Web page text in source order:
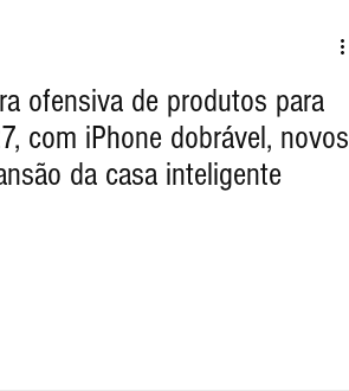
ofensiva de produtos para
com iPhone dobrável, novos
da casa inteligente